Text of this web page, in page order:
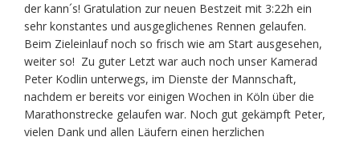
der kann´s! Gratulation zur neuen Bestzeit mit 3:22h ein
sehr konstantes und ausgeglichenes Rennen gelaufen.
Beim Zieleinlauf noch so frisch wie am Start ausgesehen,
weiter so! Zu guter Letzt war auch noch unser Kamerad
Peter Kodlin unterwegs, im Dienste der Mannschaft,
nachdem er bereits vor einigen Wochen in Köln über die
Marathonstrecke gelaufen war. Noch gut gekämpft Peter,
vielen Dank und allen Läufern einen herzlichen